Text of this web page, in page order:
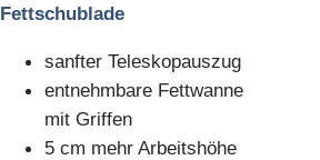
Fettschublade
sanfter Teleskopauszug
entnehmbare Fettwanne
mit Griffen
5 cm mehr Arbeitshöhe